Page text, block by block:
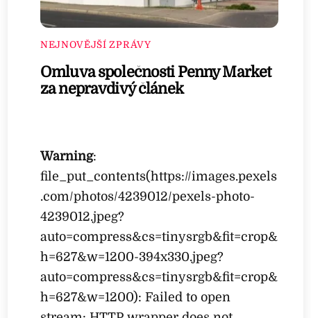
NEJNOVĚJŠÍ ZPRÁVY
Omluva společnosti Penny Market
za nepravdivý článek
Warning:
file_put_contents(https://images.pexels
.com/photos/4239012/pexels-photo-
4239012.jpeg?
auto=compress&cs=tinysrgb&fit=crop&
h=627&w=1200-394x330.jpeg?
auto=compress&cs=tinysrgb&fit=crop&
h=627&w=1200): Failed to open